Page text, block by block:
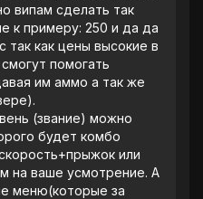
випам сделать так
к примеру: 250 и да да
так как цены высокие в
помогать
им аммо а так же
(звание) можно
будет комбо
или
на ваше усмотрение. А
меню(которые за